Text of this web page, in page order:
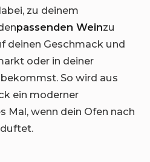
zu deinem
passenden Weinzu
deinen Geschmack und
oder in deiner
So wird aus
ein moderner
Mal, wenn dein Ofen nach